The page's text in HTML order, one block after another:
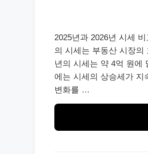
2025년과 2026년 시세
의 시세는 부동산 시장의
년의 시세는 약 4억 원에
에는 시세의 상승세가
변화를 …